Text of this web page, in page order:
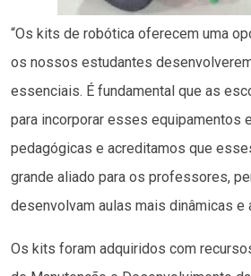
“Os kits de robótica oferecem uma
os nossos estudantes
essenciais. É fundamental que as
para incorporar esses equipamentos
pedagógicas e acreditamos que
grande aliado para os professores,
desenvolvam aulas mais dinâmicas e
Os kits foram adquiridos com